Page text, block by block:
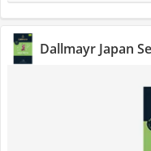
Dallmayr Japan